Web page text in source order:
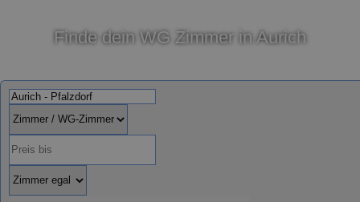
Finde dein WG Zimmer in Aurich